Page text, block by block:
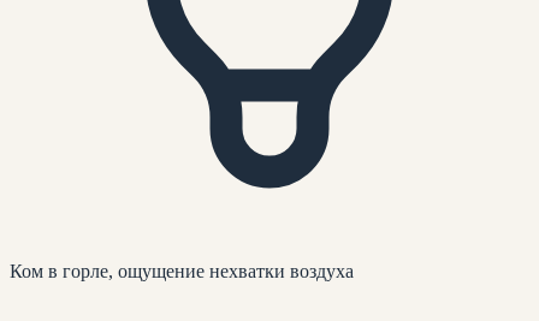
Ком в горле, ощущение нехватки воздуха